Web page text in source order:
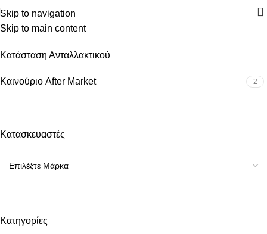
Skip to navigation
Skip to main content
Κατηγορίες
Κατάσταση Ανταλλακτικού
Καινούριο After Market 2
Κατασκευαστές
Κατηγορίες